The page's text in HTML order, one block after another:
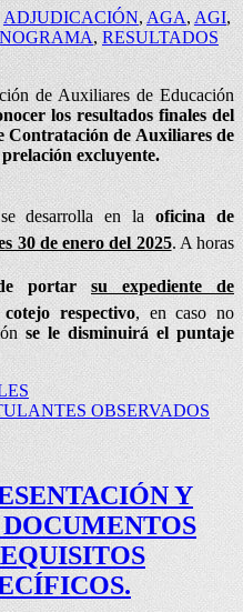
ADJUDICACIÓN,AGA,AGI,
, RESULTADOS
de Auxiliares de Educación
los resultados finales del
Contratación de Auxiliares de
excluyente.
desarrolla en laoficina de
30 de enero del 2025. A horas
portarsu expediente de
cotejo respectivo, en caso no
se le disminuirá el puntaje
OBSERVADOS
Y